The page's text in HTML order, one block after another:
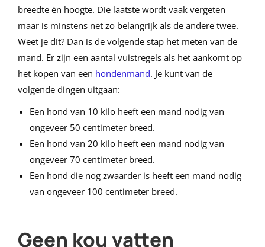
breedte én hoogte. Die laatste wordt vaak vergeten
maar is minstens net zo belangrijk als de andere twee.
Weet je dit? Dan is de volgende stap het meten van de
mand. Er zijn een aantal vuistregels als het aankomt op
het kopen van een hondenmand. Je kunt van de
volgende dingen uitgaan:
Een hond van 10 kilo heeft een mand nodig van
ongeveer 50 centimeter breed.
Een hond van 20 kilo heeft een mand nodig van
ongeveer 70 centimeter breed.
Een hond die nog zwaarder is heeft een mand nodig
van ongeveer 100 centimeter breed.
Geen kou vatten